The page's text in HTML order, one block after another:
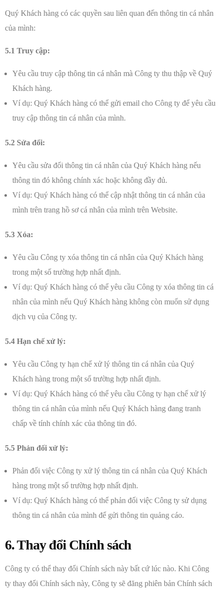
Quý Khách hàng có các quyền sau liên quan đến thông tin cá nhân
của mình:
5.1 Truy cập:
Yêu cầu truy cập thông tin cá nhân mà Công ty thu thập về Quý
Khách hàng.
Ví dụ: Quý Khách hàng có thể gửi email cho Công ty để yêu cầu
truy cập thông tin cá nhân của mình.
5.2 Sửa đổi:
Yêu cầu sửa đổi thông tin cá nhân của Quý Khách hàng nếu
thông tin đó không chính xác hoặc không đầy đủ.
Ví dụ: Quý Khách hàng có thể cập nhật thông tin cá nhân của
mình trên trang hồ sơ cá nhân của mình trên Website.
5.3 Xóa:
Yêu cầu Công ty xóa thông tin cá nhân của Quý Khách hàng
trong một số trường hợp nhất định.
Ví dụ: Quý Khách hàng có thể yêu cầu Công ty xóa thông tin cá
nhân của mình nếu Quý Khách hàng không còn muốn sử dụng
dịch vụ của Công ty.
5.4 Hạn chế xử lý:
Yêu cầu Công ty hạn chế xử lý thông tin cá nhân của Quý
Khách hàng trong một số trường hợp nhất định.
Ví dụ: Quý Khách hàng có thể yêu cầu Công ty hạn chế xử lý
thông tin cá nhân của mình nếu Quý Khách hàng đang tranh
chấp về tính chính xác của thông tin đó.
5.5 Phản đối xử lý:
Phản đối việc Công ty xử lý thông tin cá nhân của Quý Khách
hàng trong một số trường hợp nhất định.
Ví dụ: Quý Khách hàng có thể phản đối việc Công ty sử dụng
thông tin cá nhân của mình để gửi thông tin quảng cáo.
6. Thay đổi Chính sách
Công ty có thể thay đổi Chính sách này bất cứ lúc nào. Khi Công
ty thay đổi Chính sách này, Công ty sẽ đăng phiên bản Chính sách